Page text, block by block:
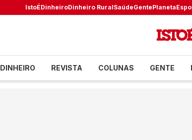
IstoÉDinheiroDinheiro RuralSaúdeGentePlaneta
DINHEIRO REVISTA COLUNAS GENTE